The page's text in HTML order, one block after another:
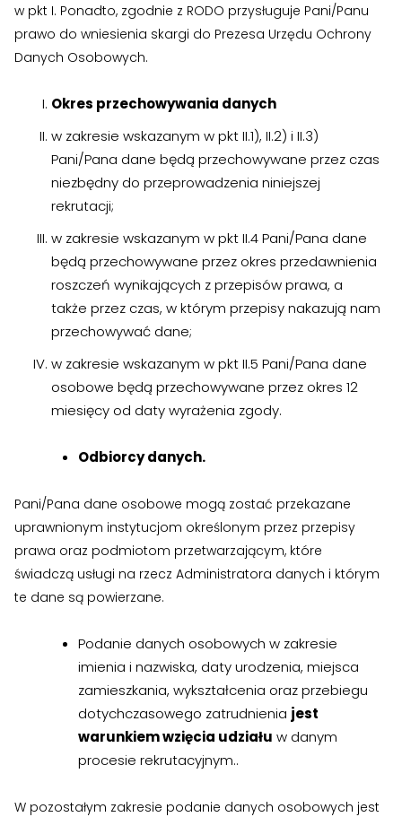
w pkt I. Ponadto, zgodnie z RODO przysługuje Pani/Panu
prawo do wniesienia skargi do Prezesa Urzędu Ochrony
Danych Osobowych.
Okres przechowywania danych
w zakresie wskazanym w pkt II.1), II.2) i II.3)
Pani/Pana dane będą przechowywane przez czas
niezbędny do przeprowadzenia niniejszej
rekrutacji;
w zakresie wskazanym w pkt II.4 Pani/Pana dane
będą przechowywane przez okres przedawnienia
roszczeń wynikających z przepisów prawa, a
także przez czas, w którym przepisy nakazują nam
przechowywać dane;
w zakresie wskazanym w pkt II.5 Pani/Pana dane
osobowe będą przechowywane przez okres 12
miesięcy od daty wyrażenia zgody.
Odbiorcy danych.
Pani/Pana dane osobowe mogą zostać przekazane
uprawnionym instytucjom określonym przez przepisy
prawa oraz podmiotom przetwarzającym, które
świadczą usługi na rzecz Administratora danych i którym
te dane są powierzane.
Podanie danych osobowych w zakresie
imienia i nazwiska, daty urodzenia, miejsca
zamieszkania, wykształcenia oraz przebiegu
dotychczasowego zatrudnienia jest
warunkiem wzięcia udziału w danym
procesie rekrutacyjnym..
W pozostałym zakresie podanie danych osobowych jest